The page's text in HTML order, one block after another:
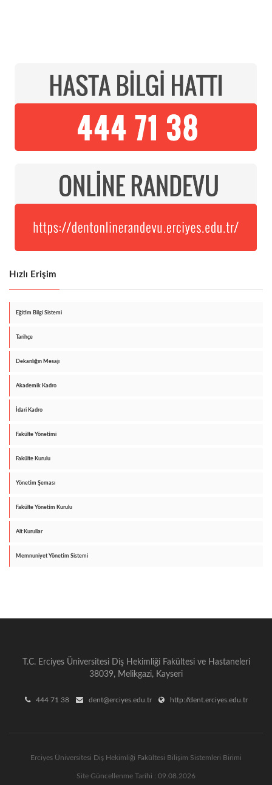
Hızlı Erişim
Eğitim Bilgi Sistemi
Tarihçe
Dekanlığın Mesajı
Akademik Kadro
İdari Kadro
Fakülte Yönetimi
Fakülte Kurulu
Yönetim Şeması
Fakülte Yönetim Kurulu
Alt Kurullar
Memnuniyet Yönetim Sistemi
T.C. Erciyes Üniversitesi Diş Hekimliği Fakültesi ve Hastaneleri
38039, Melikgazi, Kayseri
444 71 38 dent@erciyes.edu.tr http://dent.erciyes.edu.tr
Erciyes Üniversitesi Diş Hekimliği Fakültesi Bilişim Sistemleri Birimi
Site Güncellenme Tarihi : 09.08.2026